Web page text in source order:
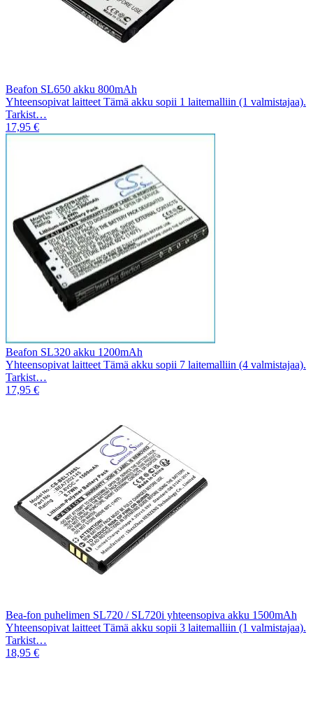
Beafon SL650 akku 800mAh
Yhteensopivat laitteet Tämä akku sopii 1 laitemalliin (1 valmistajaa).
Tarkist…
17,95 €
Beafon SL320 akku 1200mAh
Yhteensopivat laitteet Tämä akku sopii 7 laitemalliin (4 valmistajaa).
Tarkist…
17,95 €
Bea-fon puhelimen SL720 / SL720i yhteensopiva akku 1500mAh
Yhteensopivat laitteet Tämä akku sopii 3 laitemalliin (1 valmistajaa).
Tarkist…
18,95 €